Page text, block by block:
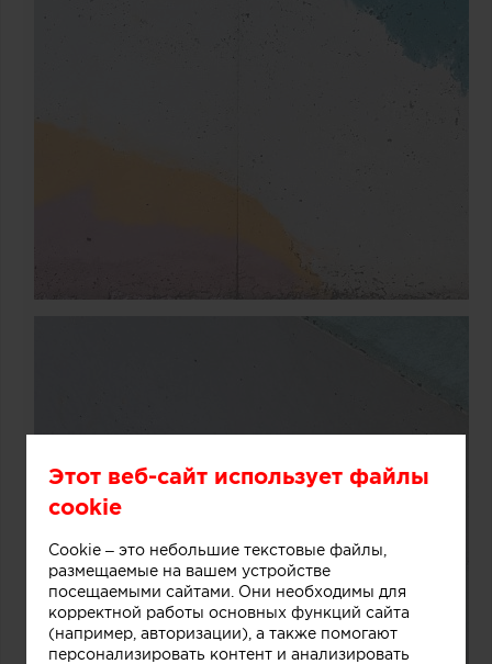
Этот веб-сайт использует файлы
cookie
Cookie – это небольшие текстовые файлы,
размещаемые на вашем устройстве
посещаемыми сайтами. Они необходимы для
корректной работы основных функций сайта
(например, авторизации), а также помогают
персонализировать контент и анализировать